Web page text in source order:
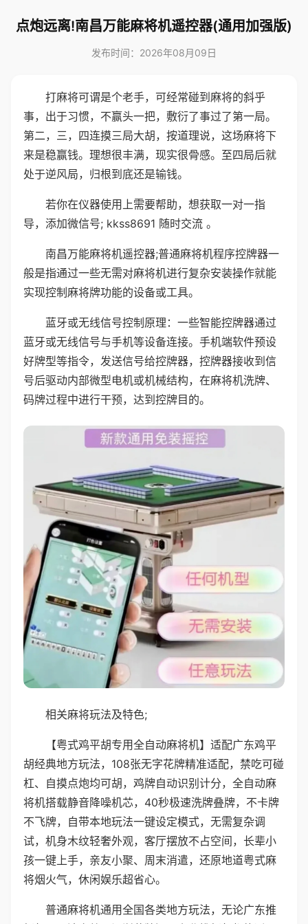
点炮远离!南昌万能麻将机遥控器(通用加强版)
发布时间：2026年08月09日
打麻将可谓是个老手，可经常碰到麻将的斜乎
事，出于习惯，不赢头一把，敷衍了事过了第一局。
第二，三，四连摸三局大胡，按道理说，这场麻将下
来是稳赢钱。理想很丰满，现实很骨感。至四局后就
处于逆风局，归根到底还是输钱。
若你在仪器使用上需要帮助，想获取一对一指
导，添加微信号; kkss8691 随时交流 。
南昌万能麻将机遥控器;普通麻将机程序控牌器一
般是指通过一些无需对麻将机进行复杂安装操作就能
实现控制麻将牌功能的设备或工具。
蓝牙或无线信号控制原理：一些智能控牌器通过
蓝牙或无线信号与手机等设备连接。手机端软件预设
好牌型等指令，发送信号给控牌器，控牌器接收到信
号后驱动内部微型电机或机械结构，在麻将机洗牌、
码牌过程中进行干预，达到控牌目的。
相关麻将玩法及特色;
【粤式鸡平胡专用全自动麻将机】适配广东鸡平
胡经典地方玩法，108张无字花牌精准适配，禁吃可碰
杠、自摸点炮均可胡，鸡牌自动识别计分，全自动麻
将机搭载静音降噪机芯，40秒极速洗牌叠牌，不卡牌
不飞牌，自带本地玩法一键设定模式，无需复杂调
试，机身木纹轻奢外观，客厅摆放不占空间，长辈小
孩一键上手，亲友小聚、周末消遣，还原地道粤式麻
将烟火气，休闲娱乐超省心。
普通麻将机通用全国各类地方玩法，无论广东推